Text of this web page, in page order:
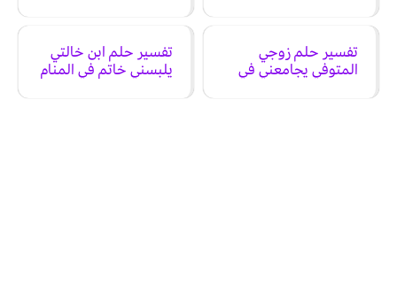
تفسير حلم زوجي
المتوفي يجامعني في
تفسير حلم ابن خالتي
يلبسني خاتم في المنام